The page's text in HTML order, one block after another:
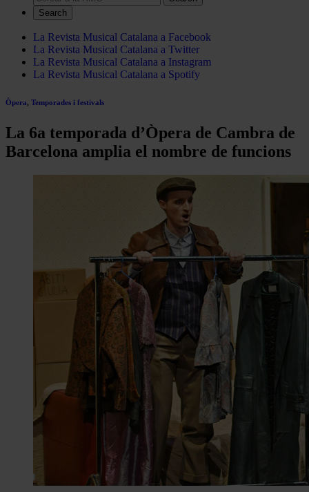
Search
La Revista Musical Catalana a Facebook
La Revista Musical Catalana a Twitter
La Revista Musical Catalana a Instagram
La Revista Musical Catalana a Spotify
Òpera, Temporades i festivals
La 6a temporada d’Òpera de Cambra de
Barcelona amplia el nombre de funcions